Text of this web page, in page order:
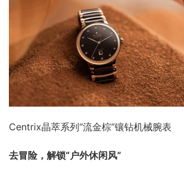
Centrix晶萃系列“流金棕”镶钻机械腕表
去冒险，解锁“户外休闲风”